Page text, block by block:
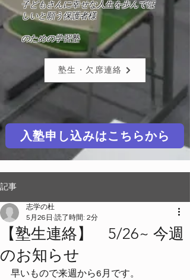
塾生・欠席連絡
​子どもさんに幸せな人生を歩んでほ
しいと願う保護者様
​​のための学習塾
入塾申し込みはこちらから
記事
【塾生連絡】 5/26~ 今週
のお知らせ
志学の杜
5月26日 読了時間: 2分
早いもので来週から6月です。